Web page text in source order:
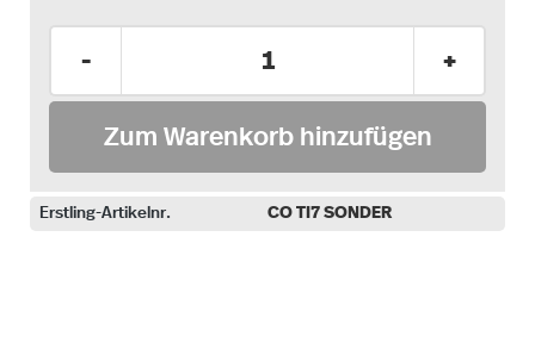
- +
Zum Warenkorb hinzufügen
Erstling-Artikelnr. CO TI7 SONDER